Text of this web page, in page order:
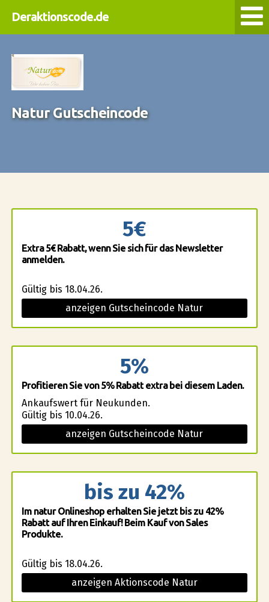
Deraktionscode.de
Natur Gutscheincode
5€
Extra 5€ Rabatt, wenn Sie sich für das Newsletter
anmelden.
Gültig bis 18.04.26.
anzeigen Gutscheincode Natur
5%
Profitieren Sie von 5% Rabatt extra bei diesem Laden.
Ankaufswert für Neukunden.
Gültig bis 10.04.26.
anzeigen Gutscheincode Natur
bis zu 42%
Im natur Onlineshop erhalten Sie jetzt bis zu 42%
Rabatt auf Ihren Einkauf! Beim Kauf von Sales
Produkte.
Gültig bis 18.04.26.
anzeigen Aktionscode Natur